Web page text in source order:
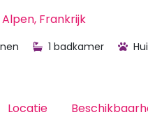
Alpen, Frankrijk
1 badkamer
Locatie